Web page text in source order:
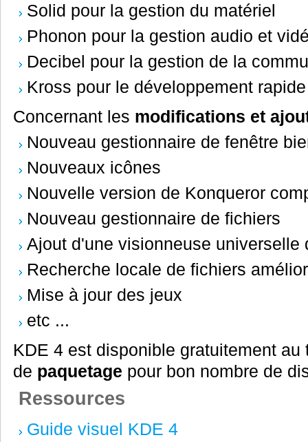
Solid pour la gestion du matériel
Phonon pour la gestion audio et
Decibel pour la gestion de la
Kross pour le développement
Concernant les modifications et
Nouveau gestionnaire de fenêtre
Nouveaux icônes
Nouvelle version de Konqueror
Nouveau gestionnaire de fichiers
Ajout d'une visionneuse universelle
Recherche locale de fichiers
Mise à jour des jeux
etc ...
KDE 4 est disponible gratuitement
de paquetage pour bon nombre de
Ressources
Guide visuel KDE 4